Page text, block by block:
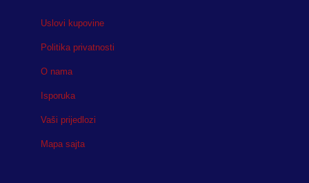
Uslovi kupovine
Politika privatnosti
O nama
Isporuka
Vaši prijedlozi
Mapa sajta